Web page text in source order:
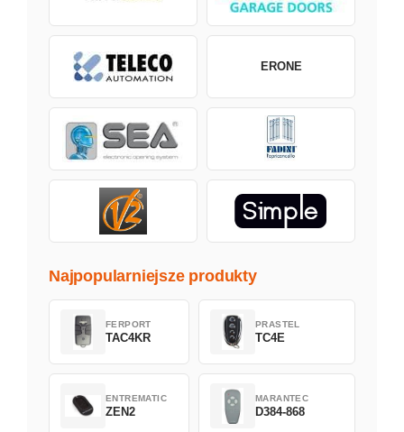
ERONE
Najpopularniejsze produkty
FERPORT
TAC4KR
PRASTEL
TC4E
ENTREMATIC
ZEN2
MARANTEC
D384-868